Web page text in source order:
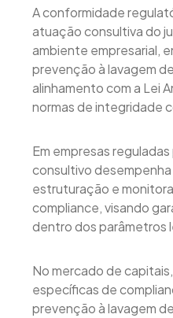
A conformidade
atuação consultiva do
ambiente empresarial,
prevenção à lavagem
alinhamento com a Lei
normas de integridade
Em empresas
consultivo
estruturação e
compliance, visando
dentro dos parâmetros
No mercado de
específicas de
prevenção à lavagem